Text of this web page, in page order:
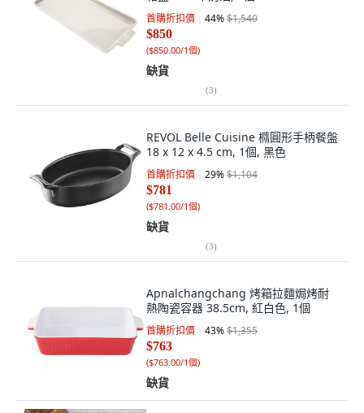
首購折扣價 44%$1,540
$850
($850.00/1個)
缺貨
(3)
REVOL Belle Cuisine 橢圓形手柄餐盤
18 x 12 x 4.5 cm, 1個, 黑色
首購折扣價 29%$1,104
$781
($781.00/1個)
缺貨
(3)
Apnalchangchang 烤箱拉麵焗烤耐
熱陶瓷容器 38.5cm, 紅白色, 1個
首購折扣價 43%$1,355
$763
($763.00/1個)
缺貨